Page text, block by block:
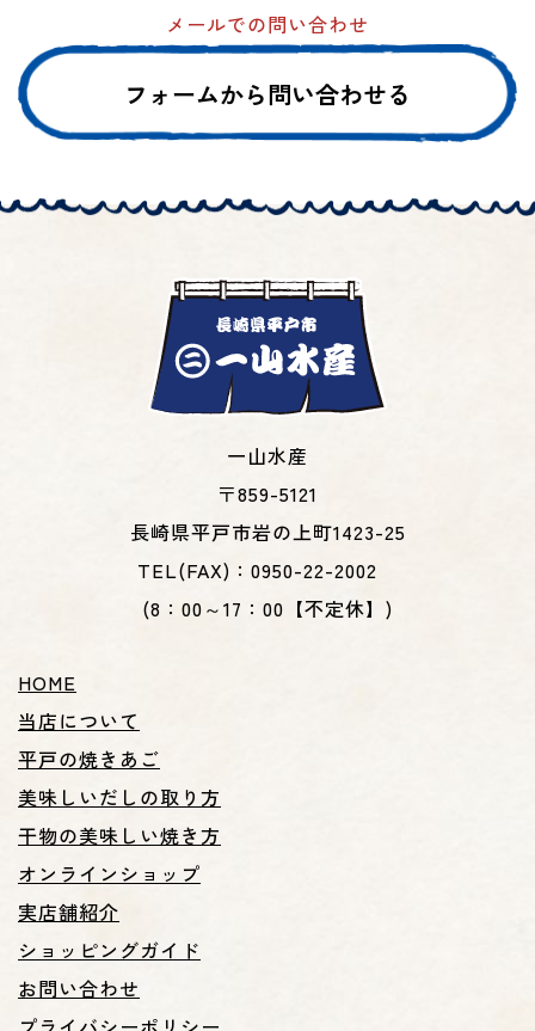
メールでの問い合わせ
フォームから問い合わせる
一山水産
〒859-5121
長崎県平戸市岩の上町1423-25
TEL(FAX)：0950-22-2002
(8：00～17：00【不定休】)
HOME
当店について
平戸の焼きあご
美味しいだしの取り方
干物の美味しい焼き方
オンラインショップ
実店舗紹介
ショッピングガイド
お問い合わせ